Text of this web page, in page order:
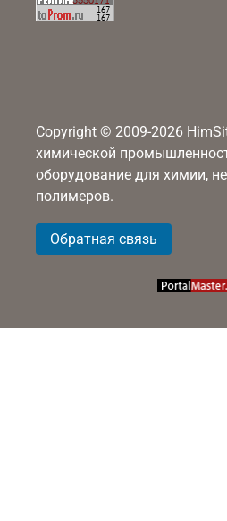
Copyright © 2009-2026
химической
оборудование для химии,
полимеров.
Обратная связь